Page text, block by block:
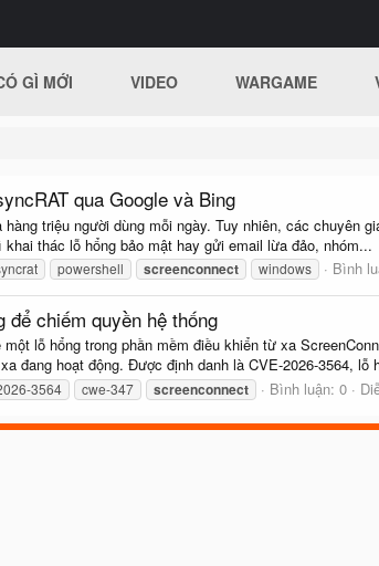
GÌ MỚI VIDEO WARGAME
qua Google và Bing
triệu người dùng mỗi ngày. Tuy nhiên, các chuyên
thác lỗ hổng bảo mật hay gửi email lừa đảo, nhóm...
powershell screenconnect windows Bình
để chiếm quyền hệ thống
lỗ hổng trong phần mềm điều khiển từ xa
đang hoạt động. Được định danh là CVE-2026-3564, lỗ
3564 cwe-347 screenconnect Bình luận: 0